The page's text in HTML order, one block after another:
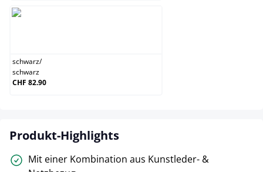
schwarz/
schwarz
CHF 82.90
Produkt-Highlights
Mit einer Kombination aus Kunstleder- &